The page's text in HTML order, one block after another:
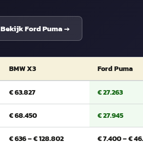
BekijkFord Puma→
BMW X3 Ford Puma
€ 63.827 € 27.263
€ 68.450 € 27.945
€ 636 – € 128.802 € 7.400 – €